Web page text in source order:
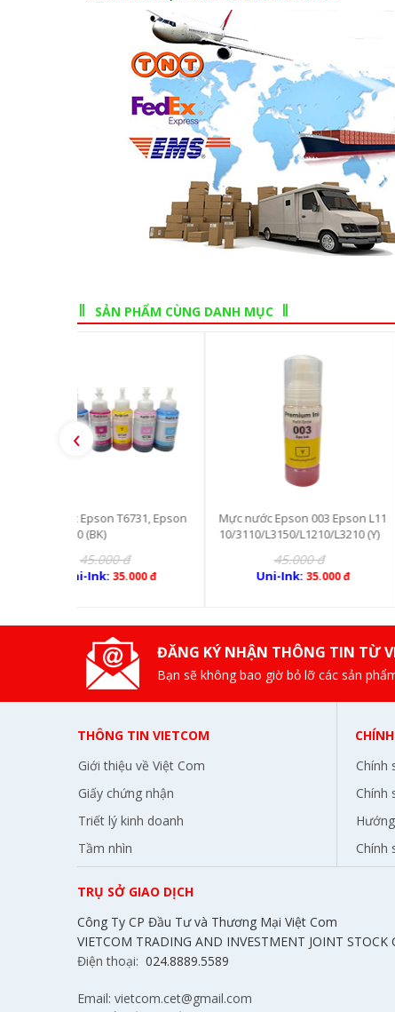
SẢN PHẨM CÙNG DANH MỤC
Mực nước Epson 003 Epson L11
10/3110/L3150/L1210/L3210 (Y)
Uni-Ink:
Mực nước Epson
10/3110/L3150/
Uni-Ink:
‹
ĐĂNG KÝ NHẬN THÔNG TIN TỪ
Bạn sẽ không bao giờ bỏ lỡ các sản
THÔNG TIN VIETCOM
Giới thiệu về Việt Com
Giấy chứng nhận
Triết lý kinh doanh
Tầm nhìn
Chính
Chính
Chính
TRỤ SỞ GIAO DỊCH
Công Ty CP Đầu Tư và Thương Mại Việt Com
VIETCOM TRADING AND INVESTMENT JOINT STOCK
Điện thoại: 024.8889.5589
Email: vietcom.cet@gmail.com